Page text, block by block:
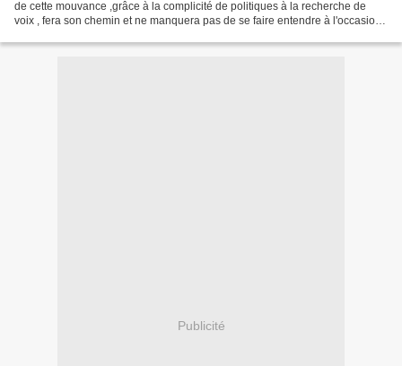
de cette mouvance ,grâce à la complicité de politiques à la recherche de
voix , fera son chemin et ne manquera pas de se faire entendre à l'occasion
Publicité